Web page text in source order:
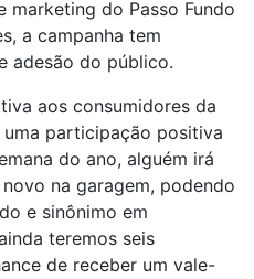
marketing do Passo Fundo
a campanha tem
adesão do público.
aos consumidores da
participação positiva
do ano, alguém irá
na garagem, podendo
e sinônimo em
teremos seis
de receber um vale-